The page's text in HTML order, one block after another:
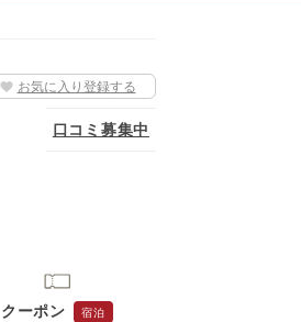
お気に入り登録する
口コミ募集中
クーポン 宿泊